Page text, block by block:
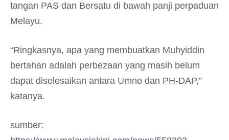
tangan PAS dan Bersatu di bawah panji perpaduan
Melayu.
“Ringkasnya, apa yang membuatkan Muhyiddin
bertahan adalah perbezaan yang masih belum
dapat diselesaikan antara Umno dan PH-DAP,”
katanya.
sumber: